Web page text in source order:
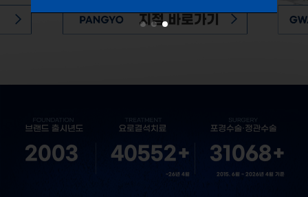
2003 40552+
~26년 4월
31068+
2015. 6월 ~ 2026년 4월 기준